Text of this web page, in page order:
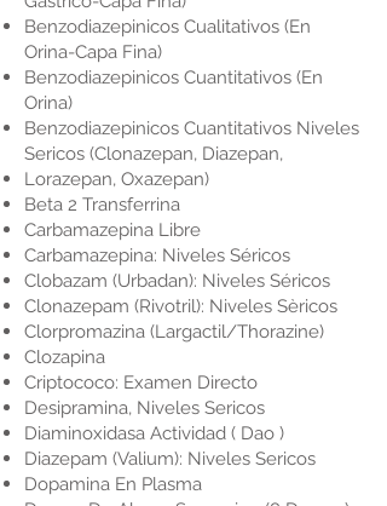
Benzodiazepinicos Cualitativos (En
Orina-Capa Fina)
Benzodiazepinicos Cuantitativos (En
Orina)
Benzodiazepinicos Cuantitativos Niveles
Sericos (Clonazepan, Diazepan,
Lorazepan, Oxazepan)
Beta 2 Transferrina
Carbamazepina Libre
Carbamazepina: Niveles Séricos
Clobazam (Urbadan): Niveles Séricos
Clonazepam (Rivotril): Niveles Sèricos
Clorpromazina (Largactil/Thorazine)
Clozapina
Criptococo: Examen Directo
Desipramina, Niveles Sericos
Diaminoxidasa Actividad ( Dao )
Diazepam (Valium): Niveles Sericos
Dopamina En Plasma